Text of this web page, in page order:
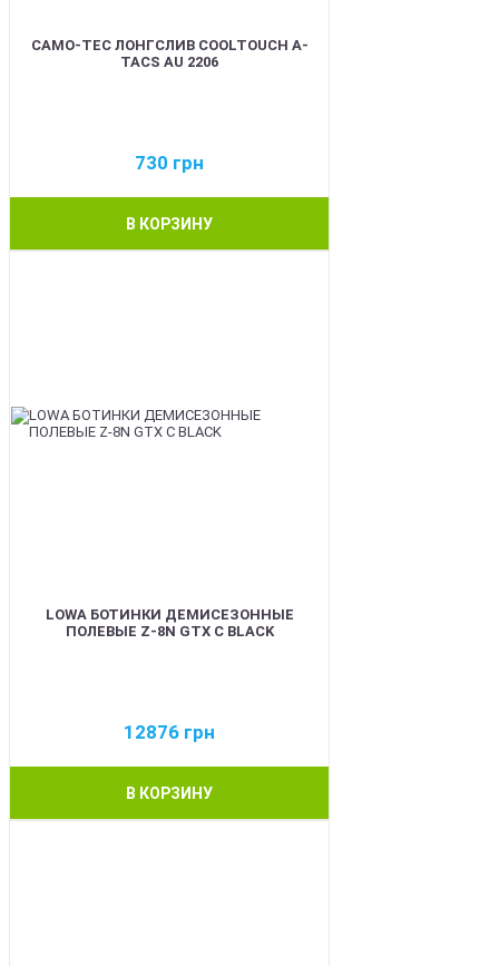
CAMO-TEC ЛОНГСЛИВ COOLTOUCH A-
TACS AU 2206
730 грн
В КОРЗИНУ
LOWA БОТИНКИ ДЕМИСЕЗОННЫЕ
ПОЛЕВЫЕ Z-8N GTX C BLACK
12876 грн
В КОРЗИНУ